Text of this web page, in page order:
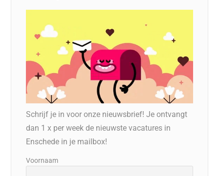
Schrijf je in voor onze nieuwsbrief! Je ontvangt
dan 1 x per week de nieuwste vacatures in
Enschede in je mailbox!
Voornaam